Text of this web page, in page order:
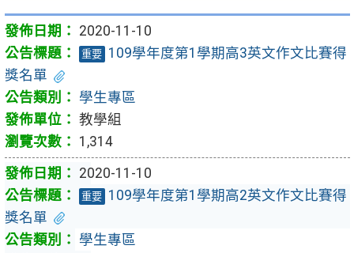
2020-11-10
重要 109學年度第1學期高3英文作文比賽得
獎名單
學生專區
教學組
1,314
2020-11-10
重要 109學年度第1學期高2英文作文比賽得
獎名單
學生專區